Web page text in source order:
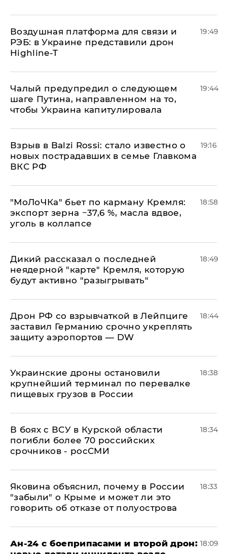
Воздушная платформа для связи и
РЭБ: в Украине представили дрон
Highline-T
19:49
Чалый предупредил о следующем
шаге Путина, направленном на то,
чтобы Украина капитулировала
19:44
Взрыв в Balzi Rossi: стало известно о
новых пострадавших в семье Главкома
ВКС РФ
19:16
​"МоЛоЧКа" бьет по карману Кремля:
экспорт зерна −37,6 %, масла вдвое,
уголь в коллапсе
18:58
Дикий рассказал о последней
неядерной "карте" Кремля, которую
будут активно "разыгрывать"
18:49
​Дрон РФ со взрывчаткой в Лейпциге
заставил Германию срочно укреплять
защиту аэропортов — DW
18:44
Украинские дроны остановили
крупнейший терминал по перевалке
пищевых грузов в России
18:38
В боях с ВСУ в Курской области
погибли более 70 российских
срочников - росСМИ
18:34
Яковина объяснил, почему в России
"забыли" о Крыме и может ли это
говорить об отказе от полуострова
18:33
Ан-24 с боеприпасами и второй дрон: 18:09